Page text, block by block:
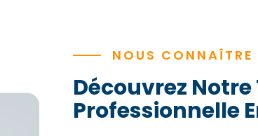
NOUS CONNAÎTRE
Découvrez
Professionnelle